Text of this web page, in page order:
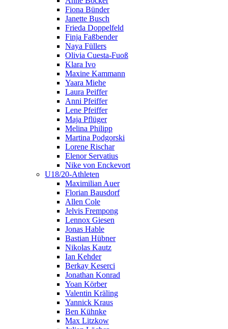
Fiona Bünder
Janette Busch
Frieda Doppelfeld
Finja Faßbender
Naya Füllers
Olivia Cuesta-Fuoß
Klara Ivo
Maxine Kammann
Yaara Miehe
Laura Peiffer
Anni Pfeiffer
Lene Pfeiffer
Maja Pflüger
Melina Philipp
Martina Podgorski
Lorene Rischar
Elenor Servatius
Nike von Enckevort
U18/20-Athleten
Maximilian Auer
Florian Bausdorf
Allen Cole
Jelvis Frempong
Lennox Giesen
Jonas Hable
Bastian Hübner
Nikolas Kautz
Ian Kehder
Berkay Keserci
Jonathan Konrad
Yoan Körber
Valentin Kräling
Yannick Kraus
Ben Kühnke
Max Litzkow